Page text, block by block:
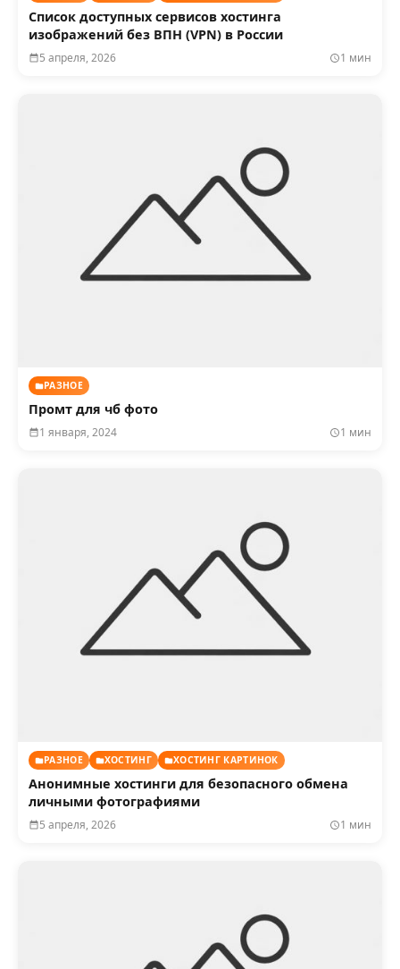
Список доступных сервисов хостинга
изображений без ВПН (VPN) в России
5 апреля, 2026 1 мин
РАЗНОЕ
Промт для чб фото
1 января, 2024 1 мин
РАЗНОЕ ХОСТИНГ ХОСТИНГ КАРТИНОК
Анонимные хостинги для безопасного обмена
личными фотографиями
5 апреля, 2026 1 мин